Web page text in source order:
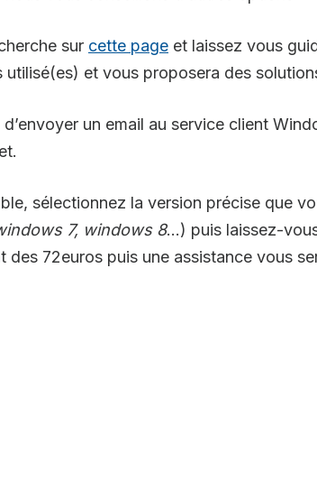
sur cette page et laissez vous
et vous proposera des
un email au service client
sélectionnez la version précise que
7, windows 8…) puis laissez-
72euros puis une assistance vous